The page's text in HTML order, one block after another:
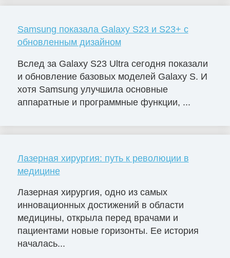
Samsung показала Galaxy S23 и S23+ с
обновленным дизайном
Вслед за Galaxy S23 Ultra сегодня показали
и обновление базовых моделей Galaxy S. И
хотя Samsung улучшила основные
аппаратные и программные функции, ...
Лазерная хирургия: путь к революции в
медицине
Лазерная хирургия, одно из самых
инновационных достижений в области
медицины, открыла перед врачами и
пациентами новые горизонты. Ее история
началась...